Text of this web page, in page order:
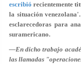
escribió recientemente
la situación
esclarecedoras para
suramericano.
—En dicho trabajo
las llamadas